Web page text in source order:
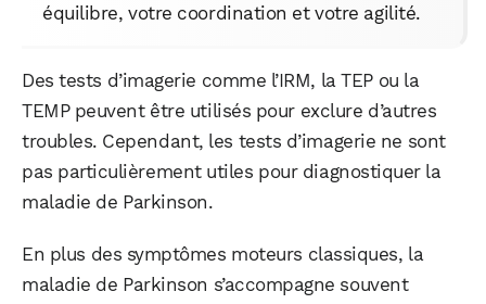
équilibre, votre coordination et votre agilité.
Des tests d’imagerie comme l’IRM, la TEP ou la
TEMP peuvent être utilisés pour exclure d’autres
troubles. Cependant, les tests d’imagerie ne sont
pas particulièrement utiles pour diagnostiquer la
maladie de Parkinson.
En plus des symptômes moteurs classiques, la
maladie de Parkinson s’accompagne souvent